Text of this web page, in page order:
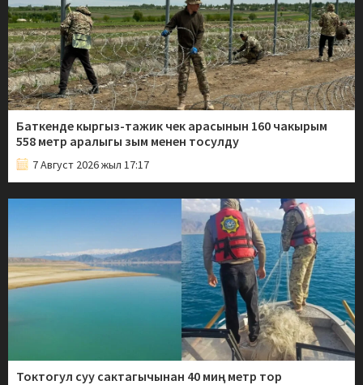
Баткенде кыргыз-тажик чек арасынын 160 чакырым
558 метр аралыгы зым менен тосулду
7 Август 2026 жыл 17:17
Токтогул суу сактагычынан 40 миң метр тор